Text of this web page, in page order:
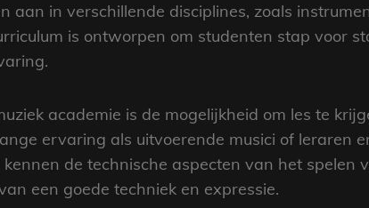
aan in verschillende disciplines, zoals
is ontworpen om studenten stap voor
academie is de mogelijkheid om les te
ervaring als uitvoerende musici of leraren
de technische aspecten van het spelen
een goede techniek en expressie.